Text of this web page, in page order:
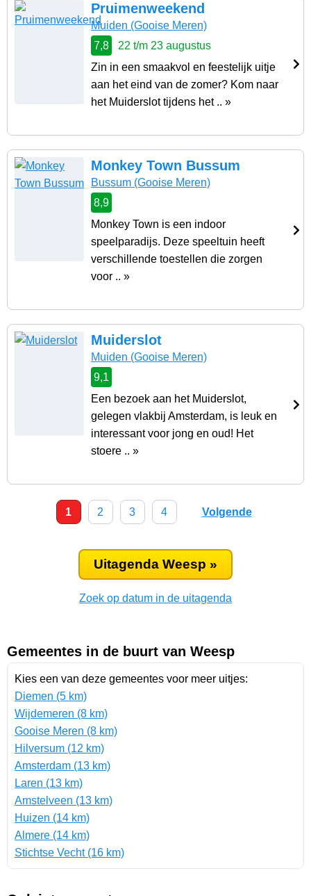
Pruimenweekend
Muiden (Gooise Meren)
7,8
22 t/m 23 augustus
Zin in een smaakvol en feestelijk uitje
aan het eind van de zomer? Kom naar
het Muiderslot tijdens het .. »
Monkey Town Bussum
Bussum (Gooise Meren)
8,9
Monkey Town is een indoor
speelparadijs. Deze speeltuin heeft
verschillende toestellen die zorgen
voor .. »
Muiderslot
Muiden (Gooise Meren)
9,1
Een bezoek aan het Muiderslot,
gelegen vlakbij Amsterdam, is leuk en
interessant voor jong en oud! Het
stoere .. »
1 2 3 4 Volgende
Uitagenda Weesp »
Zoek op datum in de uitagenda
Gemeentes in de buurt van Weesp
Kies een van deze gemeentes voor meer uitjes:
Diemen (5 km)
Wijdemeren (8 km)
Gooise Meren (8 km)
Hilversum (12 km)
Amsterdam (13 km)
Laren (13 km)
Amstelveen (13 km)
Huizen (14 km)
Almere (14 km)
Stichtse Vecht (16 km)